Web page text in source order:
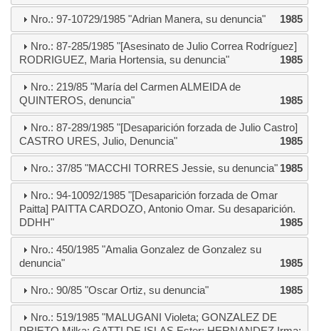
Nro.: 97-10729/1985 "Adrian Manera, su denuncia" 1985
Nro.: 87-285/1985 "[Asesinato de Julio Correa Rodríguez]
RODRIGUEZ, Maria Hortensia, su denuncia"
1985
Nro.: 219/85 "María del Carmen ALMEIDA de
QUINTEROS, denuncia"
1985
Nro.: 87-289/1985 "[Desaparición forzada de Julio Castro]
CASTRO URES, Julio, Denuncia"
1985
Nro.: 37/85 "MACCHI TORRES Jessie, su denuncia" 1985
Nro.: 94-10092/1985 "[Desaparición forzada de Omar
Paitta] PAITTA CARDOZO, Antonio Omar. Su desaparición.
DDHH"
1985
Nro.: 450/1985 "Amalia Gonzalez de Gonzalez su
denuncia"
1985
Nro.: 90/85 "Oscar Ortiz, su denuncia" 1985
Nro.: 519/1985 "MALUGANI Violeta; GONZALEZ DE